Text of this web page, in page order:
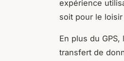
expérience
soit pour le
En plus du GPS,
transfert de